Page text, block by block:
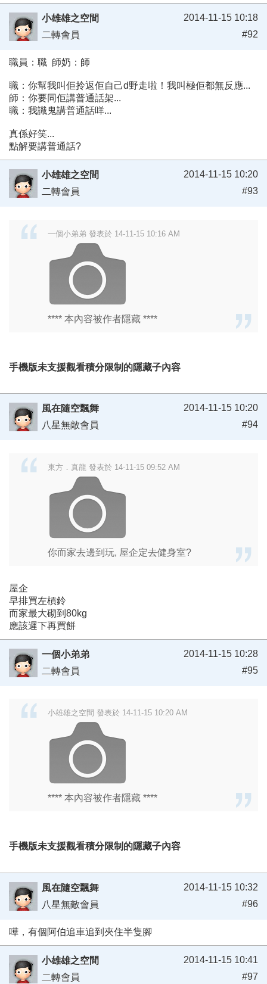
小雄雄之空間
二轉會員
2014-11-15 10:18
#92
職員：職 師奶：師
職：你幫我叫佢拎返佢自己d野走啦！我叫極佢都無反應...
師：你要同佢講普通話架...
職：我識鬼講普通話咩...
真係好笑...
點解要講普通話?
小雄雄之空間
二轉會員
2014-11-15 10:20
#93
一個小弟弟 發表於 14-11-15 10:16 AM
**** 本內容被作者隱藏 ****
手機版未支援觀看積分限制的隱藏子內容
風在隨空飄舞
八星無敵會員
2014-11-15 10:20
#94
東方．真龍 發表於 14-11-15 09:52 AM
你而家去邊到玩, 屋企定去健身室?
屋企
早排買左槓鈴
而家最大砌到80kg
應該遲下再買餅
一個小弟弟
二轉會員
2014-11-15 10:28
#95
小雄雄之空間 發表於 14-11-15 10:20 AM
**** 本內容被作者隱藏 ****
手機版未支援觀看積分限制的隱藏子內容
風在隨空飄舞
八星無敵會員
2014-11-15 10:32
#96
嘩，有個阿伯追車追到夾住半隻腳
小雄雄之空間
二轉會員
2014-11-15 10:41
#97